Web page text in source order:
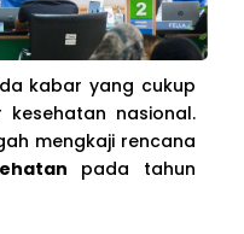
kabar yang cukup
nasional.
mengkaji rencana
pada tahun